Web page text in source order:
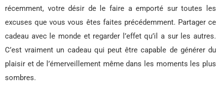
récemment, votre désir de le faire a emporté sur toutes les
excuses que vous vous êtes faites précédemment. Partager ce
cadeau avec le monde et regarder l’effet qu’il a sur les autres.
C’est vraiment un cadeau qui peut être capable de générer du
plaisir et de l’émerveillement même dans les moments les plus
sombres.